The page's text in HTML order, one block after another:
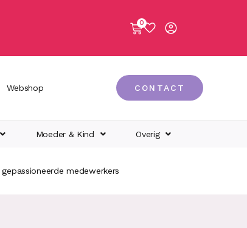
0
Webshop CONTACT
Moeder & Kind Overig
medewerkers